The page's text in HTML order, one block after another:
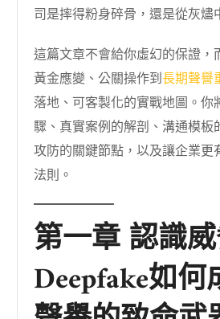
司是摔得粉身碎骨，還是從灰燼
這篇文章不會給你虛幻的保證，
黃金應變、公關操作到長期聲譽
落地、可客製化的實戰地圖。你
驟、真實案例的解剖、溝通模板
攻防的關鍵節點，以及讓企業更
法則。
第一章 認識
Deepfake如